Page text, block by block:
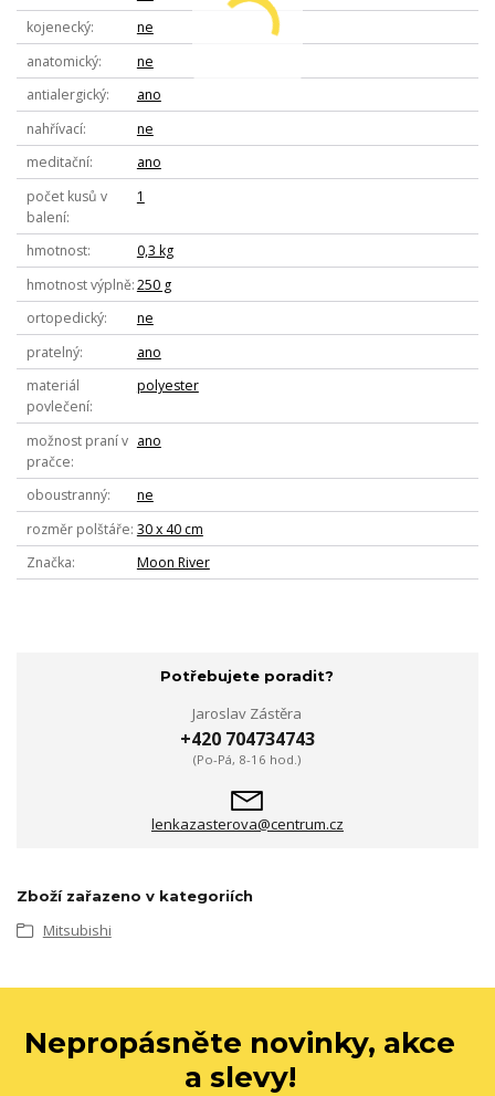
kojenecký
ne
anatomický
ne
antialergický
ano
nahřívací
ne
meditační
ano
počet kusů v
balení
1
hmotnost
0,3 kg
hmotnost výplně 250 g
ortopedický
ne
pratelný
ano
materiál
povlečení
polyester
možnost praní v
pračce
ano
oboustranný
ne
rozměr polštáře 30 x 40 cm
Značka
Moon River
Potřebujete poradit?
Jaroslav Zástěra
+420 704734743
(Po-Pá, 8-16 hod.)
lenkazasterova@centrum.cz
Zboží zařazeno v kategoriích
Mitsubishi
Nepropásněte novinky, akce
a slevy!